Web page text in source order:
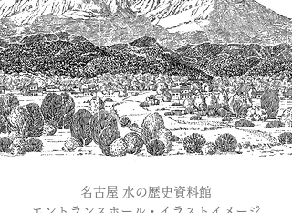
名古屋 水の歴史資料館